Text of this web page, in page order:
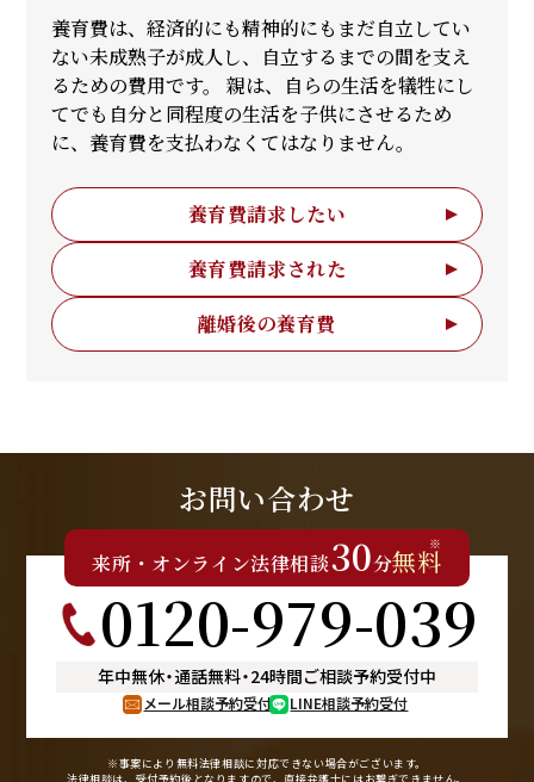
養育費は、経済的にも精神的にもまだ自立してい
ない未成熟子が成人し、自立するまでの間を支え
るための費用です。 親は、自らの生活を犠牲にし
てでも自分と同程度の生活を子供にさせるため
に、養育費を支払わなくてはなりません。
養育費請求したい
養育費請求された
離婚後の養育費
お問い合わせ
来所 ・ オンライン法律相談30分無料
※
0120-979-039
年中無休・通話無料・24時間ご相談予約受付中
メール相談予約受付 LINE相談予約受付
※事案により無料法律相談に対応できない場合がございます。